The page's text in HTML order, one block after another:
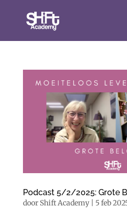
Podcast 5/2/2025: Grote
door Shift Academy| 5 feb